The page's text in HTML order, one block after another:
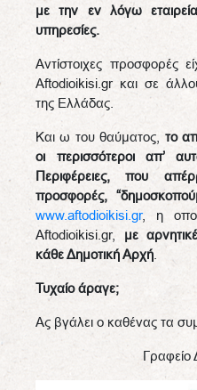
με την εν λόγω
υπηρεσίες.
Αντίστοιχες προσφορές
Aftodioikisi.gr και σε
της Ελλάδας.
Και ω του θαύματος, το
οι περισσότεροι απ’
Περιφέρειες, που
προσφορές,
www.aftodioikisi.gr, η
Aftodioikisi.gr, με
κάθε Δημοτική Αρχή
Τυχαίο άραγε;
Ας βγάλει ο καθένας τα